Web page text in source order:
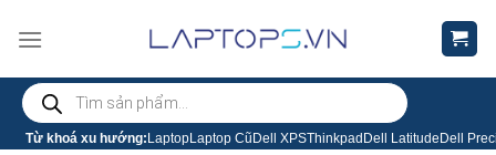
đến
dungTìm
kiếm
sản
phẩm
Từ khoá xu hướng: LaptopLaptop Cũ Dell XPSThinkpad Dell Latitude Dell